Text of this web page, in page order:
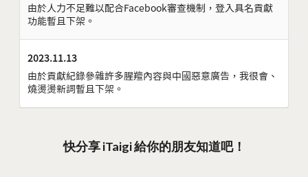
由於人力不足難以配合Facebook審查機制，登入具名貢獻
功能暫且下架。
2023.11.13
由於貢獻紀錄參雜許多腥羶內容與中國惡意廣告，我很會、
燒燙燙新詞暫且下架。
快分享 iTaigi 給你的朋友知道吧！